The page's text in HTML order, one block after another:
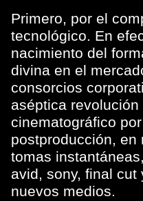
Primero, por el
tecnológico. En
nacimiento del
divina en el
consorcios
aséptica
cinematográfico
postproducción, en
tomas
avid, sony, final
nuevos medios.